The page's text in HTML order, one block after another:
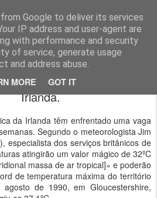
Google to deliver its services
IP address and user-agent are
with performance and security
of service, generate usage
and address abuse.
MORE GOT IT
calor no Reino Unido e
Irlanda.
da Irlanda têm enfrentado uma vaga
Segundo o meteorologista Jim
), especialista dos serviços britânicos de
atingirão um valor mágico de 32ºC
massa de ar tropical]» e poderão
de temperatura máxima do território
de 1990, em Gloucestershire,